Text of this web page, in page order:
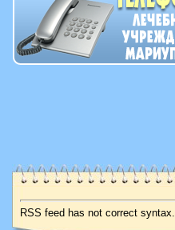
RSS feed has not correct syntax.